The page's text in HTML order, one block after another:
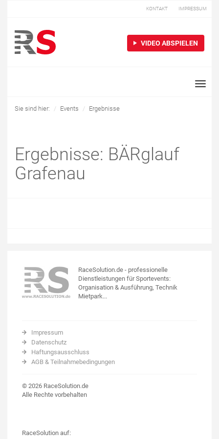
KONTAKT IMPRESSUM
VIDEO ABSPIELEN
Toggle
Sie sind hier: Events Ergebnisse
Ergebnisse: BÄRglauf
Grafenau
RaceSolution.de - professionelle
Dienstleistungen für Sportevents:
Organisation & Ausführung, Technik
Mietpark...
Impressum
Datenschutz
Haftungsausschluss
AGB & Teilnahmebedingungen
© 2026 RaceSolution.de
Alle Rechte vorbehalten
RaceSolution auf: